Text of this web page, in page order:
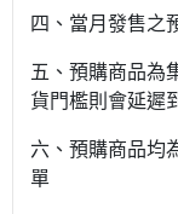
四、當月發售之
五、預購商品為
貨門檻則會延遲
六、預購商品均
單